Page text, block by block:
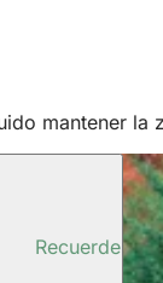
mantener
Recuerde